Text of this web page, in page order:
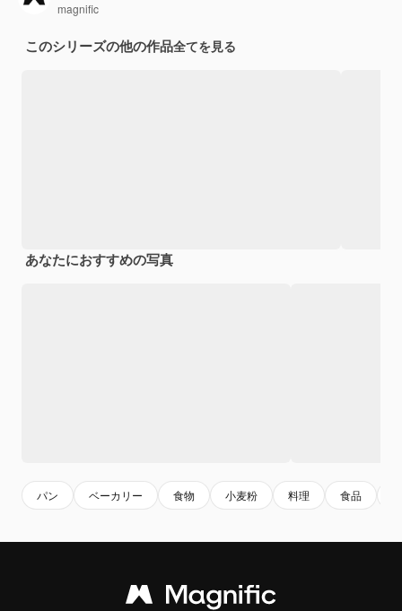
magnific
このシリーズの他の作品全てを見る
あなたにおすすめの写真
パン ベーカリー 食物 小麦粉 料理 食品